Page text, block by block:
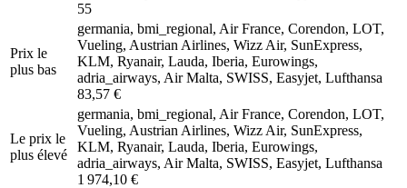
55
Prix ​​le
plus bas
germania, bmi_regional, Air France, Corendon, LOT,
Vueling, Austrian Airlines, Wizz Air, SunExpress,
KLM, Ryanair, Lauda, Iberia, Eurowings,
adria_airways, Air Malta, SWISS, Easyjet, Lufthansa
83,57 €
Le prix le
plus élevé
germania, bmi_regional, Air France, Corendon, LOT,
Vueling, Austrian Airlines, Wizz Air, SunExpress,
KLM, Ryanair, Lauda, Iberia, Eurowings,
adria_airways, Air Malta, SWISS, Easyjet, Lufthansa
1 974,10 €